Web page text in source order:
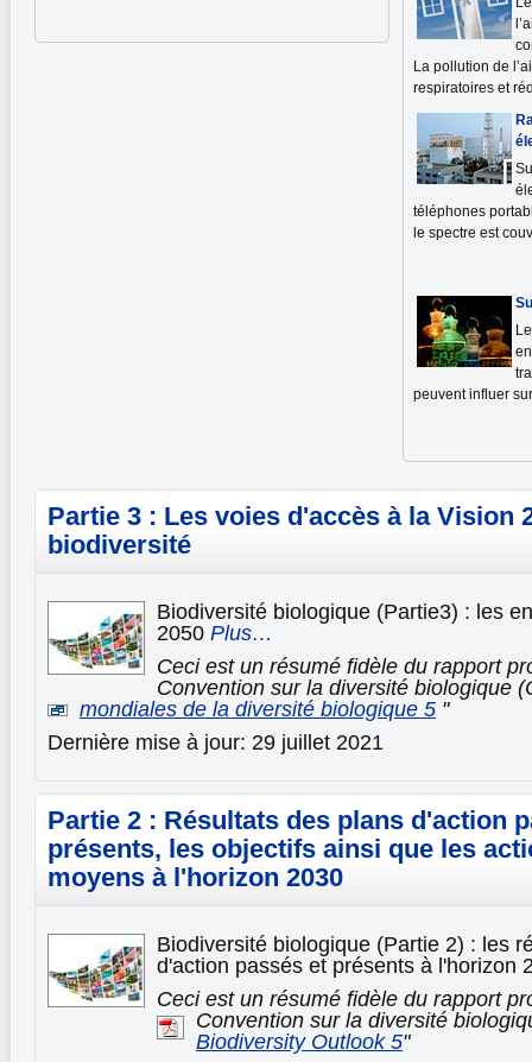
La pollution de
respiratoires et
téléphones
le spectre est
peuvent influer
Partie 3 : Les voies d'accès à la Vision
biodiversité
Biodiversité biologique (Partie3) : les
2050 Plus…
Ceci est un résumé fidèle du rapport
Convention sur la diversité biologique
mondiales de la diversité biologique 5 "
Dernière mise à jour: 29 juillet 2021
Partie 2 : Résultats des plans d'action
présents, les objectifs ainsi que les
moyens à l'horizon 2030
Biodiversité biologique (Partie 2) : les
d'action passés et présents à l'horizon
Ceci est un résumé fidèle du rapport
Convention sur la diversité
Biodiversity Outlook 5"